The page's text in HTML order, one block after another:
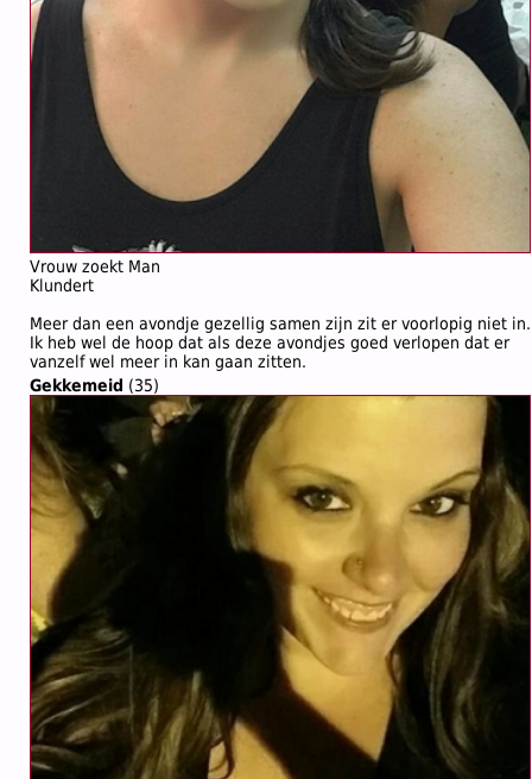
Vrouw zoekt Man
Klundert
Meer dan een avondje gezellig samen zijn zit er voorlopig niet in.
Ik heb wel de hoop dat als deze avondjes goed verlopen dat er
vanzelf wel meer in kan gaan zitten.
Gekkemeid (35)